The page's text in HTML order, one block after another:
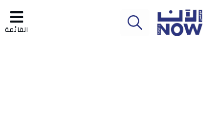
القائمة